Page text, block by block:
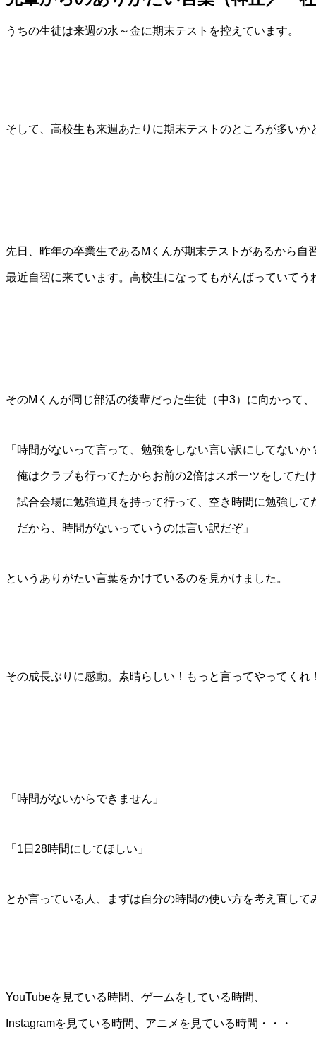
うちの生徒は来週の水～金に期末テストを控えています。
そして、高校生も来週あたりに期末テストのところが多いか
先日、昨年の卒業生であるMくんが期末テストがあるから自
最近自習に来ています。高校生になってもがんばっていてう
そのMくんが同じ部活の後輩だった生徒（中3）に向かって、
「時間がないって言って、勉強をしない言い訳にしてないか
俺はクラブも行ってたからお前の2倍はスポーツをしてたけ
試合会場に勉強道具を持って行って、空き時間に勉強して
だから、時間がないっていうのは言い訳だぞ」
というありがたい言葉をかけているのを見かけました。
その成長ぶりに感動。素晴らしい！もっと言ってやってくれ
「時間がないからできません」
「1日28時間にしてほしい」
とか言っている人、まずは自分の時間の使い方を考え直して
YouTubeを見ている時間、ゲームをしている時間、
Instagramを見ている時間、アニメを見ている時間・・・